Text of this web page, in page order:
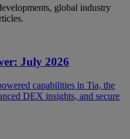
global industry
July 2026
capabilities in Tia, the
DEX insights, and secure